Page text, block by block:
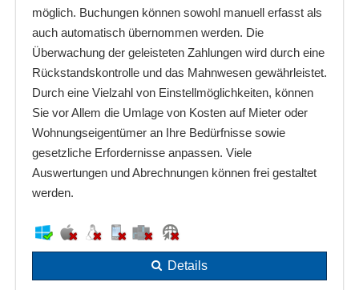
möglich. Buchungen können sowohl manuell erfasst als
auch automatisch übernommen werden. Die
Überwachung der geleisteten Zahlungen wird durch eine
Rückstandskontrolle und das Mahnwesen gewährleistet.
Durch eine Vielzahl von Einstellmöglichkeiten, können
Sie vor Allem die Umlage von Kosten auf Mieter oder
Wohnungseigentümer an Ihre Bedürfnisse sowie
gesetzliche Erfordernisse anpassen. Viele
Auswertungen und Abrechnungen können frei gestaltet
werden.
Details